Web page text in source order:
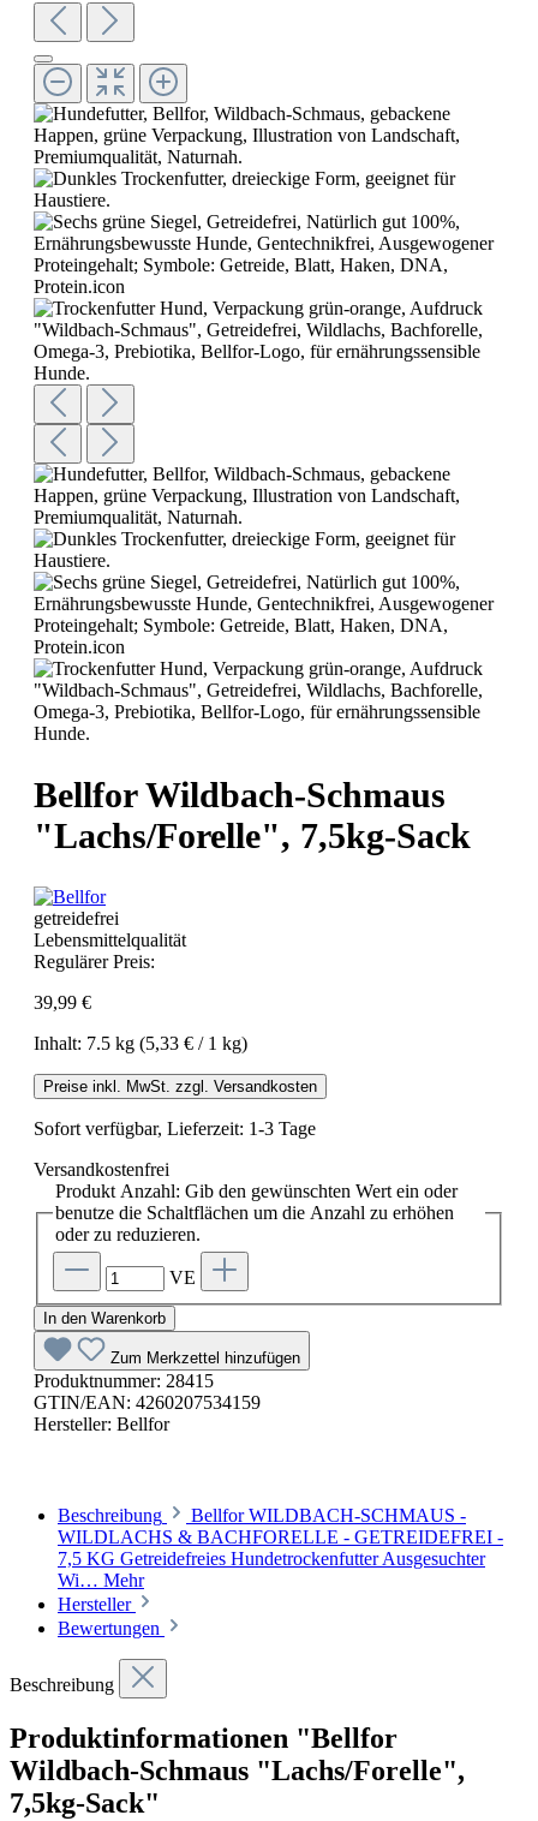
Bellfor Wildbach-Schmaus
"Lachs/Forelle", 7,5kg-Sack
getreidefrei
Lebensmittelqualität
Regulärer Preis:
39,99 €
Inhalt: 7.5 kg (5,33 € / 1 kg)
Preise inkl. MwSt. zzgl. Versandkosten
Sofort verfügbar, Lieferzeit: 1-3 Tage
Versandkostenfrei
Produkt Anzahl: Gib den gewünschten Wert ein oder
benutze die Schaltflächen um die Anzahl zu erhöhen
oder zu reduzieren.
VE
In den Warenkorb
Zum Merkzettel hinzufügen
Produktnummer: 28415
GTIN/EAN: 4260207534159
Hersteller: Bellfor
Beschreibung
Bellfor WILDBACH-SCHMAUS -
WILDLACHS & BACHFORELLE - GETREIDEFREI -
7,5 KG Getreidefreies Hundetrockenfutter Ausgesuchter
Wi… Mehr
Hersteller
Bewertungen
Beschreibung
Produktinformationen "Bellfor
Wildbach-Schmaus "Lachs/Forelle",
7,5kg-Sack"